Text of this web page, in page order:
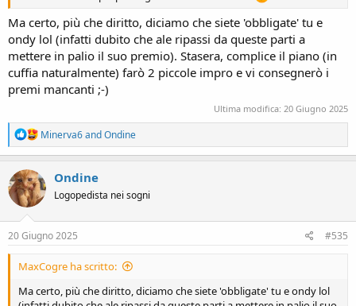
Ma certo, più che diritto, diciamo che siete 'obbligate' tu e
ondy lol (infatti dubito che ale ripassi da queste parti a
mettere in palio il suo premio). Stasera, complice il piano (in
cuffia naturalmente) farò 2 piccole impro e vi consegnerò i
premi mancanti ;-)
Ultima modifica: 20 Giugno 2025
R
e
a
t
i
n
s
Minerva6andOndine
Ondine
Logopedista nei sogni
20 Giugno 2025 #535
MaxCogre ha scritto:
Ma certo, più che diritto, diciamo che siete 'obbligate' tu e ondy lol